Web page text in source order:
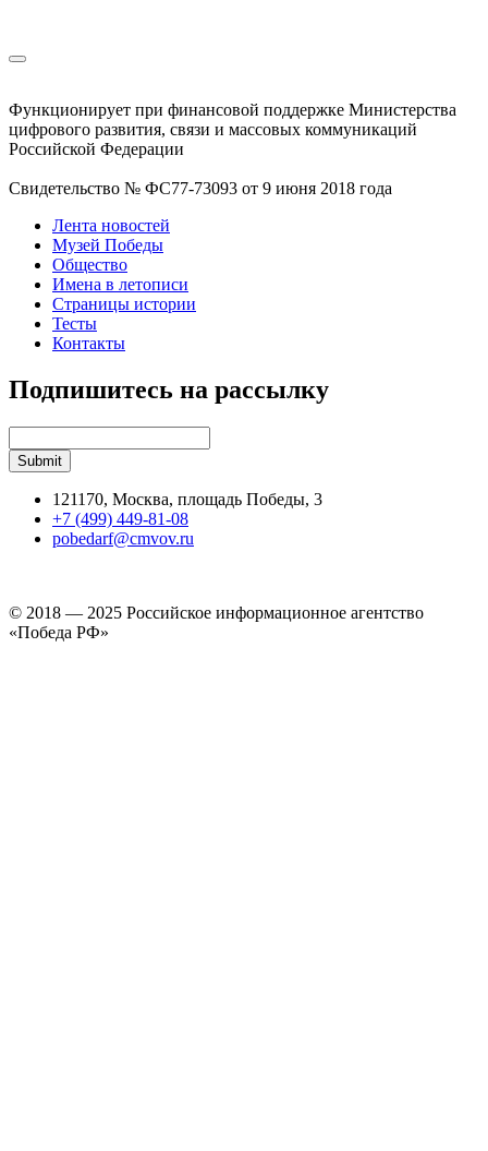
Функционирует при финансовой поддержке Министерства
цифрового развития, связи и массовых коммуникаций
Российской Федерации
Свидетельство № ФС77-73093 от 9 июня 2018 года
Лента новостей
Музей Победы
Общество
Имена в летописи
Страницы истории
Тесты
Контакты
Подпишитесь на рассылку
121170, Москва, площадь Победы, 3
+7 (499) 449-81-08
pobedarf@cmvov.ru
© 2018 — 2025 Российское информационное агентство
«Победа РФ»